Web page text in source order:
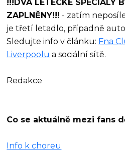
!!!DVA LETECKÉ SPECIÁLY
ZAPLNĚNY!!! - zatím
je třetí letadlo, případně
Sledujte info v článku: Fna
Liverpoolu a sociální sítě.
Redakce
Co se aktuálně mezi fans
Info k choreu